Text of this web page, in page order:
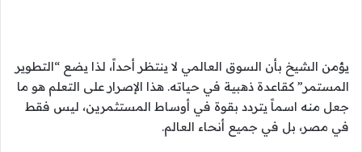
يؤمن الشيخ بأن السوق العالمي لا ينتظر أحداً، لذا يضع “التطوير
المستمر” كقاعدة ذهبية في حياته. هذا الإصرار على التعلم هو ما
جعل منه اسماً يتردد بقوة في أوساط المستثمرين، ليس فقط
في مصر، بل في جميع أنحاء العالم.